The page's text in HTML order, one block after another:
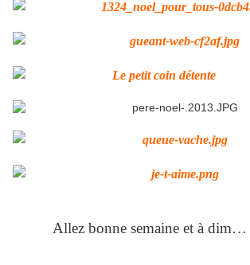
Allez bonne semaine et à dim…